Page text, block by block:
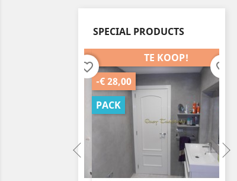
SPECIAL PRODUCTS
favorite_border
TE KOOP!
-€ 28,00
PACK
favorite_border